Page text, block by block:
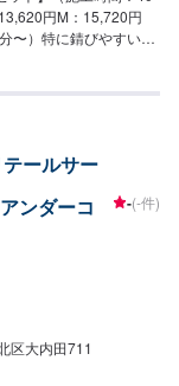
円M：15,720円
〜）特に錆びやすいマ
ールサー
ンダーコ
-(-件)
区大内田711